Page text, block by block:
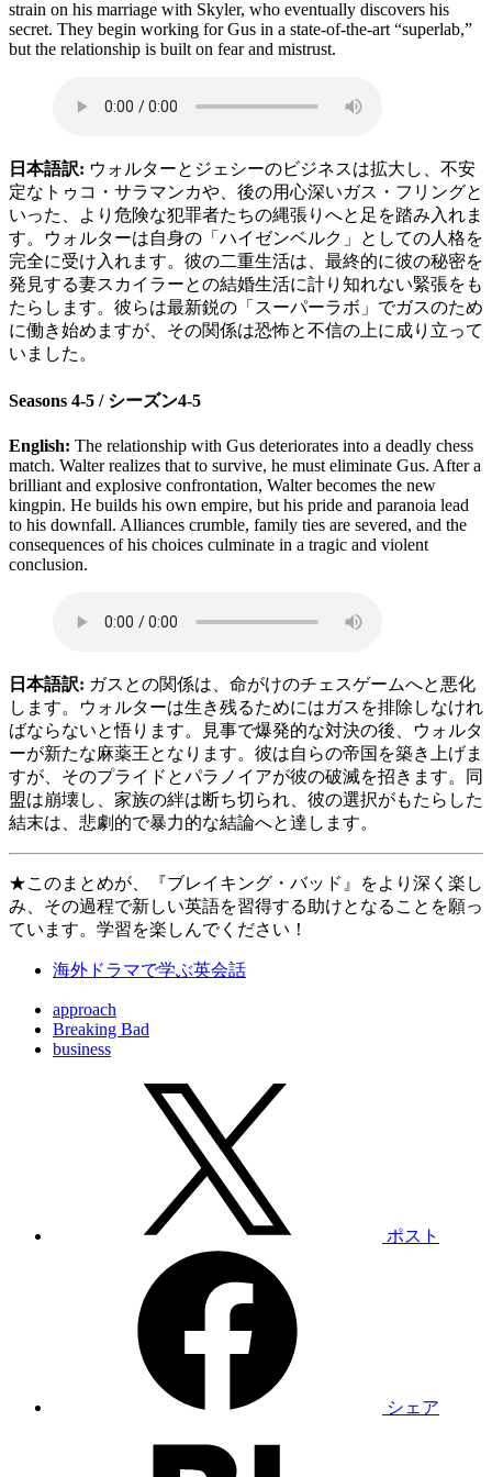
strain on his marriage with Skyler, who eventually discovers his
secret. They begin working for Gus in a state-of-the-art “superlab,”
but the relationship is built on fear and mistrust.
日本語訳: ウォルターとジェシーのビジネスは拡大し、不安
定なトゥコ・サラマンカや、後の用心深いガス・フリングと
いった、より危険な犯罪者たちの縄張りへと足を踏み入れま
す。ウォルターは自身の「ハイゼンベルク」としての人格を
完全に受け入れます。彼の二重生活は、最終的に彼の秘密を
発見する妻スカイラーとの結婚生活に計り知れない緊張をも
たらします。彼らは最新鋭の「スーパーラボ」でガスのため
に働き始めますが、その関係は恐怖と不信の上に成り立って
いました。
Seasons 4-5 / シーズン4-5
English: The relationship with Gus deteriorates into a deadly chess
match. Walter realizes that to survive, he must eliminate Gus. After a
brilliant and explosive confrontation, Walter becomes the new
kingpin. He builds his own empire, but his pride and paranoia lead
to his downfall. Alliances crumble, family ties are severed, and the
consequences of his choices culminate in a tragic and violent
conclusion.
日本語訳: ガスとの関係は、命がけのチェスゲームへと悪化
します。ウォルターは生き残るためにはガスを排除しなけれ
ばならないと悟ります。見事で爆発的な対決の後、ウォルタ
ーが新たな麻薬王となります。彼は自らの帝国を築き上げま
すが、そのプライドとパラノイアが彼の破滅を招きます。同
盟は崩壊し、家族の絆は断ち切られ、彼の選択がもたらした
結末は、悲劇的で暴力的な結論へと達します。
★このまとめが、『ブレイキング・バッド』をより深く楽し
み、その過程で新しい英語を習得する助けとなることを願っ
ています。学習を楽しんでください！
海外ドラマで学ぶ英会話
approach
Breaking Bad
business
ポスト
シェア